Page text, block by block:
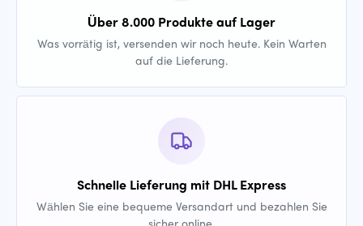
Über 8.000 Produkte auf Lager
Was vorrätig ist, versenden wir noch heute. Kein Warten
auf die Lieferung.
Schnelle Lieferung mit DHL Express
Wählen Sie eine bequeme Versandart und bezahlen Sie
sicher online.